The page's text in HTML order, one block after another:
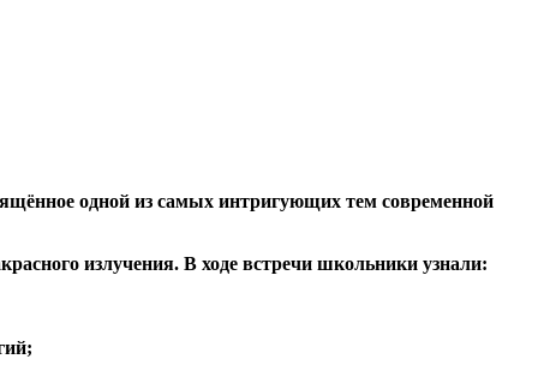
одной из самых интригующих тем современной
излучения. В ходе встречи школьники узнали: